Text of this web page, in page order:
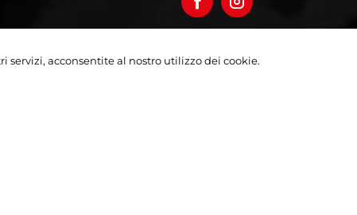
servizi, acconsentite al nostro utilizzo dei cookie.